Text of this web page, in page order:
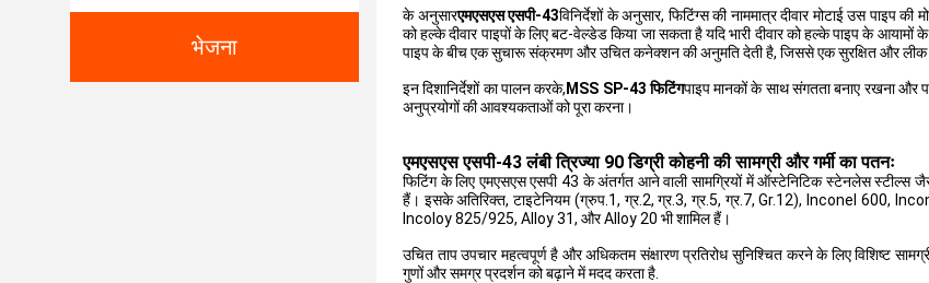
भेजना
के अनुसारएमएसएस एसपी-43विनिर्देशों के अनुसार, फिटिंग्स की नाममात्र दीवार मोटाई उस पाइप
को हल्के दीवार पाइपों के लिए बट-वेल्डेड किया जा सकता है यदि भारी दीवार को हल्के पाइप के
पाइप के बीच एक सुचारू संक्रमण और उचित कनेक्शन की अनुमति देती है, जिससे एक सुरक्षित और लीक
इन दिशानिर्देशों का पालन करके, MSS SP-43 फिटिंगपाइप मानकों के साथ संगतता बनाए रखना और
अनुप्रयोगों की आवश्यकताओं को पूरा करना।
एमएसएस एसपी-43 लंबी त्रिज्या 90 डिग्री कोहनी की सामग्री और गर्मी का पतनः
फिटिंग के लिए एमएसएस एसपी 43 के अंतर्गत आने वाली सामग्रियों में ऑस्टेनिटिक स्टेनलेस
हैं। इसके अतिरिक्त, टाइटेनियम (ग्रुप.1, ग्र.2, ग्र.3, ग्र.5, ग्र.7, Gr.12), Inconel 600,
Incoloy 825/925, Alloy 31, और Alloy 20 भी शामिल हैं।
उचित ताप उपचार महत्वपूर्ण है और अधिकतम संक्षारण प्रतिरोध सुनिश्चित करने के लिए विशिष्ट
गुणों और समग्र प्रदर्शन को बढ़ाने में मदद करता है.